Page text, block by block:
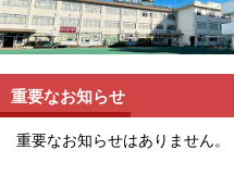
重要なお知らせ
重要なお知らせはありません。